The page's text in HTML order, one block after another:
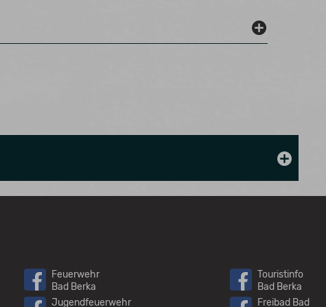
Feuerwehr
Bad Berka
Jugendfeuerwehr
Touristinfo
Bad Berka
Freibad Bad